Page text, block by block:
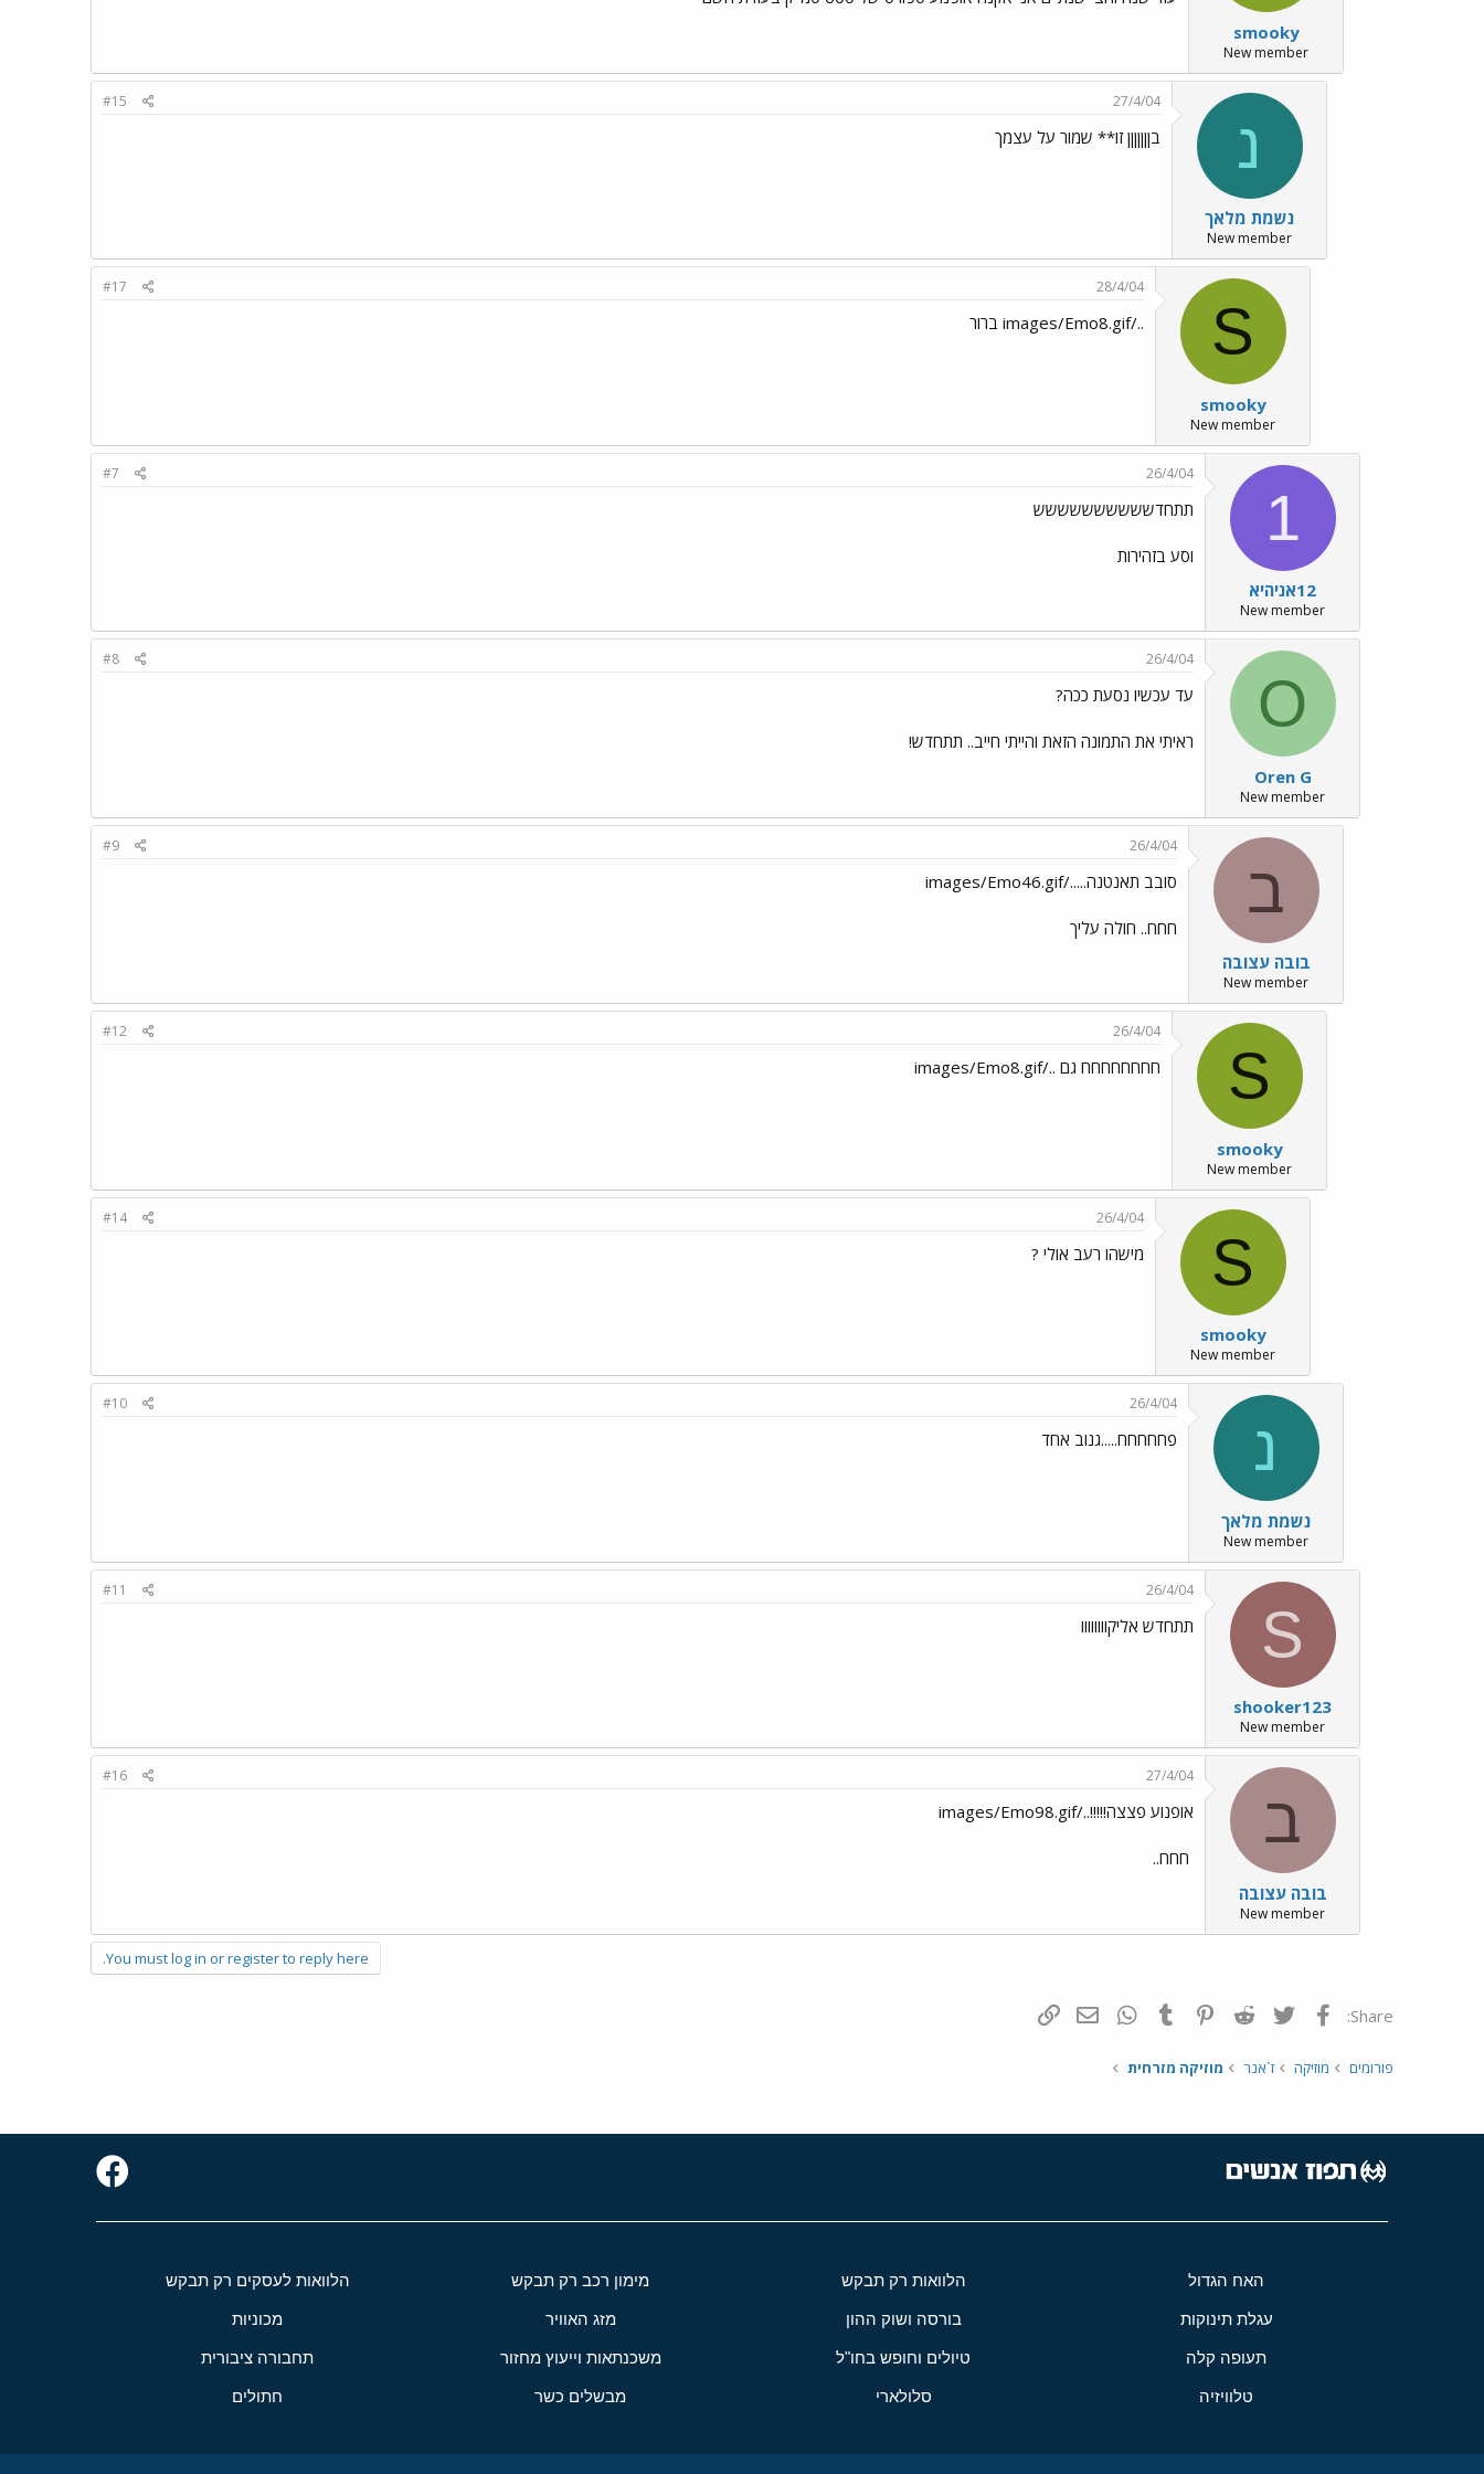
smooky
New member
נ
נשמת מלאך
New member
27/4/04
#15
בןןןןןןן זו** שמור על עצמך
S
smooky
New member
28/4/04
#17
../images/Emo8.gif ברור
1
12אניהיא
New member
26/4/04
#7
תתחדשששששששששש
וסע בזהירות
O
Oren G
New member
26/4/04
#8
עד עכשיו נסעת ככה?
ראיתי את התמונה הזאת והייתי חייב.. תתחדש!
ב
בובה עצובה
New member
26/4/04
#9
סובב תאנטנה...../images/Emo46.gif
חחח.. חולה עליך
S
smooky
New member
26/4/04
#12
חחחחחחחח גם ../images/Emo8.gif
S
smooky
New member
26/4/04
#14
מישהו רעב אולי ?
נ
נשמת מלאך
New member
26/4/04
#10
פחחחחח.....גנוב אחד
S
shooker123
New member
26/4/04
#11
תתחדש אליקוווווווו
ב
בובה עצובה
New member
27/4/04
#16
אופנוע פצצה!!!!!../images/Emo98.gif
חחח..
You must log in or register to reply here.
Share: פייסבוק Twitter
Reddit
Pinterest
Tumblr
WhatsAppדואר אלקטרוני
פורומים מוזיקה ז`אנר מוזיקה מזרחית
האח הגדול הלוואות רק תבקש מימון רכב רק תבקש הלוואות לעסקים רק תבקש
עגלת תינוקות בורסה ושוק ההון מזג האוויר מכוניות
תעופה קלה טיולים וחופש בחו"ל משכנתאות וייעוץ מחזור תחבורה ציבורית
טלוויזיה סלולארי מבשלים כשר חתולים